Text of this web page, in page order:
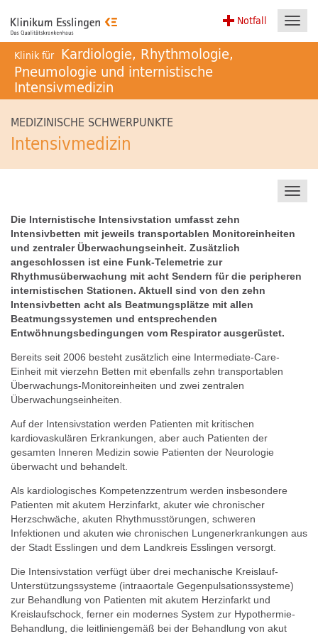
Notfall
Klinik für Kardiologie, Rhythmologie,
Pneumologie und internistische
Intensivmedizin
MEDIZINISCHE SCHWERPUNKTE
Intensivmedizin
Die Internistische Intensivstation umfasst zehn
Intensivbetten mit jeweils transportablen Monitoreinheiten
und zentraler Überwachungseinheit. Zusätzlich
angeschlossen ist eine Funk-Telemetrie zur
Rhythmusüberwachung mit acht Sendern für die peripheren
internistischen Stationen. Aktuell sind von den zehn
Intensivbetten acht als Beatmungsplätze mit allen
Beatmungssystemen und entsprechenden
Entwöhnungsbedingungen vom Respirator ausgerüstet.
Bereits seit 2006 besteht zusätzlich eine Intermediate-Care-
Einheit mit vierzehn Betten mit ebenfalls zehn transportablen
Überwachungs-Monitoreinheiten und zwei zentralen
Überwachungseinheiten.
Auf der Intensivstation werden Patienten mit kritischen
kardiovaskulären Erkrankungen, aber auch Patienten der
gesamten Inneren Medizin sowie Patienten der Neurologie
überwacht und behandelt.
Als kardiologisches Kompetenzzentrum werden insbesondere
Patienten mit akutem Herzinfarkt, akuter wie chronischer
Herzschwäche, akuten Rhythmusstörungen, schweren
Infektionen und akuten wie chronischen Lungenerkrankungen aus
der Stadt Esslingen und dem Landkreis Esslingen versorgt.
Die Intensivstation verfügt über drei mechanische Kreislauf-
Unterstützungssysteme (intraaortale Gegenpulsationssysteme)
zur Behandlung von Patienten mit akutem Herzinfarkt und
Kreislaufschock, ferner ein modernes System zur Hypothermie-
Behandlung, die leitliniengemäß bei der Behandlung von akut